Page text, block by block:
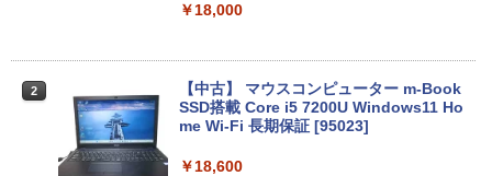
￥14,990
￥250
￥1,117
￥594
￥18,000
2
【中古】 マウスコンピューター m-Book
SSD搭載 Core i5 7200U Windows11 Ho
me Wi-Fi 長期保証 [95023]
￥18,600